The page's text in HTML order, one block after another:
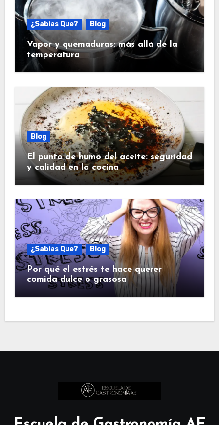
¿Sabias Que? Blog
Vapor y quemaduras: más allá de la
temperatura
Blog
El punto de humo del aceite: seguridad
y calidad en la cocina
¿Sabias Que? Blog
Por qué el estrés te hace querer
comida dulce o grasosa